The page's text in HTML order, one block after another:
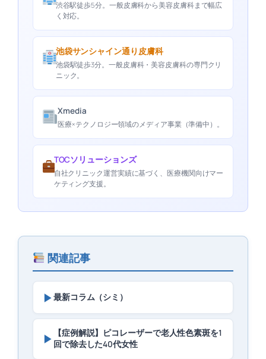
渋谷駅徒歩5分。一般皮膚科から美容皮膚科まで幅広
く対応。
池袋サンシャイン通り皮膚科
池袋駅徒歩3分。一般皮膚科・美容皮膚科の専門クリ
ニック。
Xmedia
医療×テクノロジー領域のメディア事業（準備中）。
TOCソリューションズ
自社クリニック運営実績に基づく、医療機関向けマー
ケティング支援。
関連記事
▶最新コラム（シミ）
▶
【症例解説】ピコレーザーで老人性色素斑を1
回で除去した40代女性